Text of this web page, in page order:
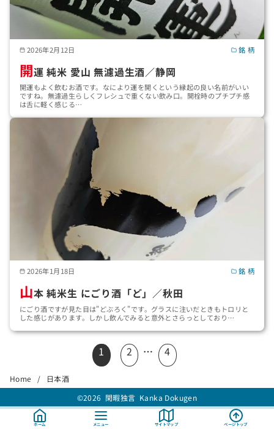
2026年2月12日 銘 柄
開運 純米 愛山 無濾過生酒／静岡
開運もよく飲むお酒です。なにより運を開くという縁起の良い名前がいい
ですね。無濾過生らしくフレシュで重くない飲み口。開栓時のプチプチ感
は舌に軽く感じる…
2026年1月18日 銘 柄
山本 純米生 にごり酒「ど」／秋田
にごり酒ですが見た目は"どぶろく"です。グラスに注いだときもトロリと
した感じがあります。しかし飲んでみると意外とさらっとしており…
1 2 … 4
Home
日本酒
©2026 閑暇独言 Kanka Dokugen
ホーム メニュー サイトマップ ページトップ